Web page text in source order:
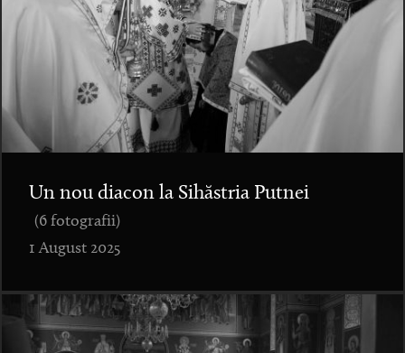
Un nou diacon la Sihăstria Putnei
(6 fotografii)
1 August 2025